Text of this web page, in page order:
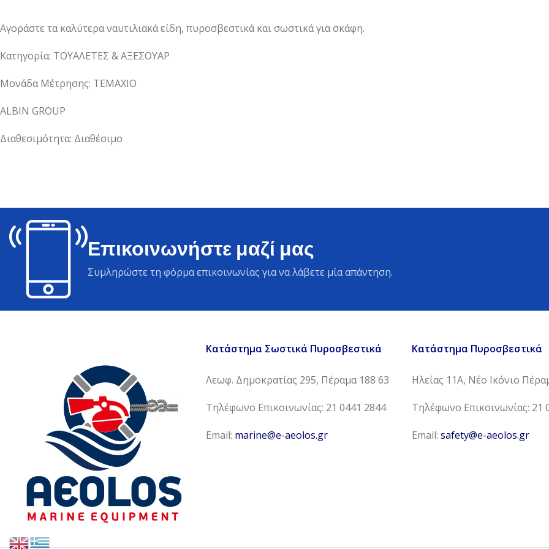
Αγοράστε τα καλύτερα ναυτιλιακά είδη, πυροσβεστικά και σωστικά για σκάφη.
Κατηγορία: ΤΟΥΑΛΕΤΕΣ & ΑΞΕΣΟΥΑΡ
Μονάδα Μέτρησης: ΤΕΜΑΧΙΟ
ALBIN GROUP
Διαθεσιμότητα: Διαθέσιμο
Επικοινωνήστε μαζί μας
Συμληρώστε τη φόρμα επικοινωνίας για να λάβετε μία απάντηση.
Κατάστημα Σωστικά Πυροσβεστικά
Λεωφ. Δημοκρατίας 295, Πέραμα 188 63
Τηλέφωνο Επικοινωνίας: 21 0441 2844
Email: marine@e-aeolos.gr
Κατάστημα Πυροσβεστικά
Ηλείας 11Α, Νέο Ικόνιο
Τηλέφωνο Επικοινωνίας: 21
Email: safety@e-aeolos.gr